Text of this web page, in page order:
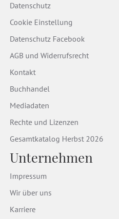
Datenschutz
Cookie Einstellung
Datenschutz Facebook
AGB und Widerrufsrecht
Kontakt
Buchhandel
Mediadaten
Rechte und Lizenzen
Gesamtkatalog Herbst 2026
Unternehmen
Impressum
Wir über uns
Karriere